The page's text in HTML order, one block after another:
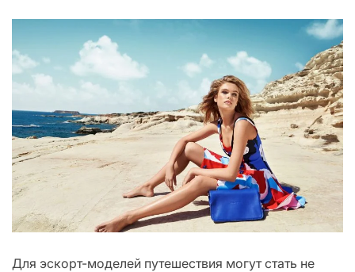
Для эскорт-моделей путешествия могут стать не